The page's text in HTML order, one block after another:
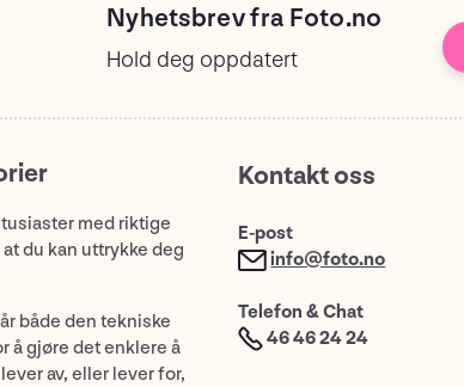
Nyhetsbrev fra Foto.no
Hold deg oppdatert
med riktige
du kan uttrykke deg
både den tekniske
å gjøre det enklere å
av, eller lever for,
Kontakt oss
E-post
info@foto.no
Telefon & Chat
46 46 24 24